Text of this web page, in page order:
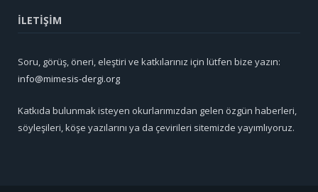
İLETİŞİM
Soru, görüş, öneri, eleştiri ve katkılarınız için lütfen bize yazın:
info@mimesis-dergi.org
Katkıda bulunmak isteyen okurlarımızdan gelen özgün haberleri,
söyleşileri, köşe yazılarını ya da çevirileri sitemizde yayımlıyoruz.